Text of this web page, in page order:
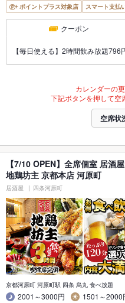
ポイントプラス対象店
スマート支払
クーポン
【毎日使える】2時間飲み放題796
カレンダーの
下記ボタンを押して空
空席状
【7/10 OPEN】全席個室 居酒
地鶏坊主 京都本店 河原町
居酒屋 四条河原町
京都河原町 河原町駅 四条 烏丸 食べ放題
2001～3000円
1501～2000